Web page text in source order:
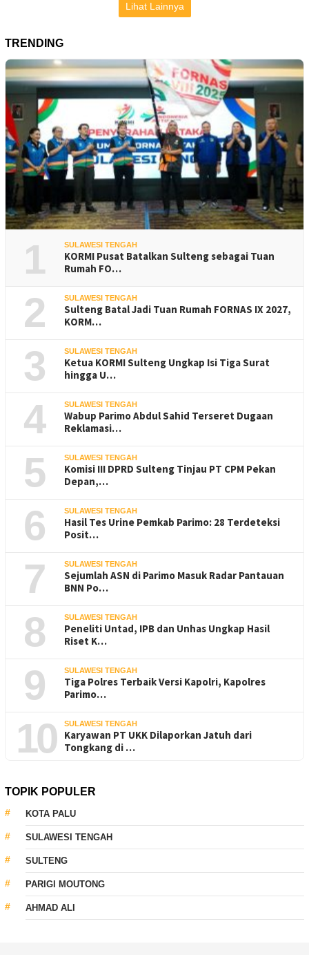
Lihat Lainnya
TRENDING
1 SULAWESI TENGAH
KORMI Pusat Batalkan Sulteng sebagai Tuan
Rumah FO…
2 SULAWESI TENGAH
Sulteng Batal Jadi Tuan Rumah FORNAS IX 2027,
KORM…
3 SULAWESI TENGAH
Ketua KORMI Sulteng Ungkap Isi Tiga Surat
hingga U…
4 SULAWESI TENGAH
Wabup Parimo Abdul Sahid Terseret Dugaan
Reklamasi…
5 SULAWESI TENGAH
Komisi III DPRD Sulteng Tinjau PT CPM Pekan
Depan,…
6 SULAWESI TENGAH
Hasil Tes Urine Pemkab Parimo: 28 Terdeteksi
Posit…
7 SULAWESI TENGAH
Sejumlah ASN di Parimo Masuk Radar Pantauan
BNN Po…
8 SULAWESI TENGAH
Peneliti Untad, IPB dan Unhas Ungkap Hasil
Riset K…
9 SULAWESI TENGAH
Tiga Polres Terbaik Versi Kapolri, Kapolres
Parimo…
10 SULAWESI TENGAH
Karyawan PT UKK Dilaporkan Jatuh dari
Tongkang di …
TOPIK POPULER
KOTA PALU
SULAWESI TENGAH
SULTENG
PARIGI MOUTONG
AHMAD ALI